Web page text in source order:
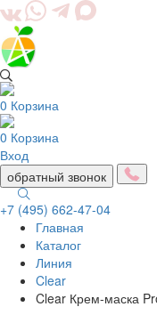
0 Корзина
0 Корзина
Вход
обратный звонок
+7 (495) 662-47-04
Главная
Каталог
Линия
Clear
Clear Крем-маска